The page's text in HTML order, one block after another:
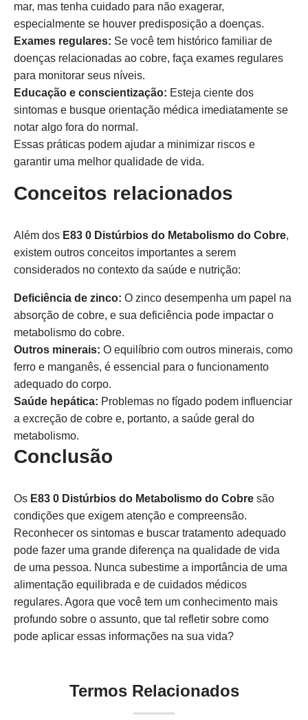
mar, mas tenha cuidado para não exagerar,
especialmente se houver predisposição a doenças.
Exames regulares: Se você tem histórico familiar de
doenças relacionadas ao cobre, faça exames regulares
para monitorar seus níveis.
Educação e conscientização: Esteja ciente dos
sintomas e busque orientação médica imediatamente se
notar algo fora do normal.
Essas práticas podem ajudar a minimizar riscos e
garantir uma melhor qualidade de vida.
Conceitos relacionados
Além dos E83 0 Distúrbios do Metabolismo do Cobre,
existem outros conceitos importantes a serem
considerados no contexto da saúde e nutrição:
Deficiência de zinco: O zinco desempenha um papel na
absorção de cobre, e sua deficiência pode impactar o
metabolismo do cobre.
Outros minerais: O equilíbrio com outros minerais, como
ferro e manganês, é essencial para o funcionamento
adequado do corpo.
Saúde hepática: Problemas no fígado podem influenciar
a excreção de cobre e, portanto, a saúde geral do
metabolismo.
Conclusão
Os E83 0 Distúrbios do Metabolismo do Cobre são
condições que exigem atenção e compreensão.
Reconhecer os sintomas e buscar tratamento adequado
pode fazer uma grande diferença na qualidade de vida
de uma pessoa. Nunca subestime a importância de uma
alimentação equilibrada e de cuidados médicos
regulares. Agora que você tem um conhecimento mais
profundo sobre o assunto, que tal refletir sobre como
pode aplicar essas informações na sua vida?
Termos Relacionados